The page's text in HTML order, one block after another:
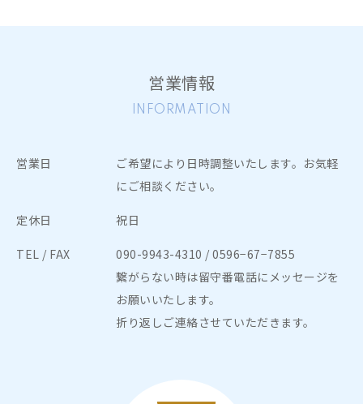
軽減、治療時の副作用の軽減、QOLの向上、不安、スト
レス、気分や抑うつ症状の改善、睡眠の質の向上などを
を中断することのないようお願いします。
票に事前にご記入いただきます。レッスン前にお身体の
具合を確認させていただきますので、15分ほど前にはお
8. 18歳未満（未成年）の方のご入会にあたっては保護者
の承諾書が必要となります。
営業情報
INFORMATION
営業日
ご希望により日時調整いたします。お気軽
にご相談ください。
定休日 祝日
TEL / FAX 090-9943-4310 / 0596−67−7855
繋がらない時は留守番電話にメッセージを
お願いいたします。
折り返しご連絡させていただきます。